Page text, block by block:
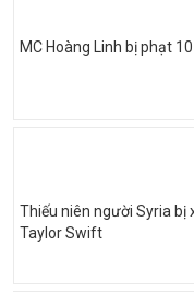
MC Hoàng Linh bị phạt
Thiếu niên người Syria bị
Taylor Swift